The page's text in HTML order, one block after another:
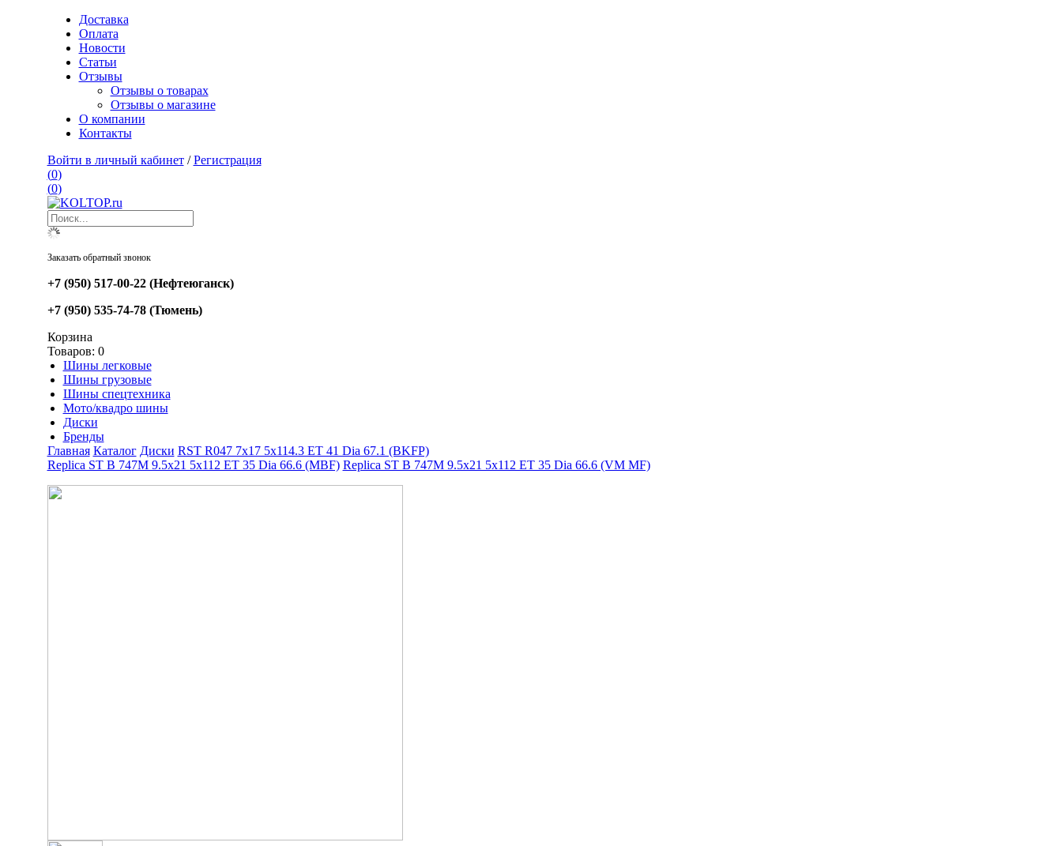
Доставка
Оплата
Новости
Статьи
Отзывы
Отзывы о товарах
Отзывы о магазине
О компании
Контакты
Войти в личный кабинет/Регистрация
(0)
(0)
Заказать обратный звонок
+7 (950) 517-00-22 (Нефтеюганск)
+7 (950) 535-74-78 (Тюмень)
Корзина
Товаров: 0
Шины легковые
Шины грузовые
Шины спецтехника
Мото/квадро шины
Диски
Бренды
Главная Каталог Диски RST R047 7x17 5x114.3 ET 41 Dia 67.1 (BKFP)
Replica ST B 747M 9.5x21 5x112 ET 35 Dia 66.6 (MBF) Replica ST B 747M 9.5x21 5x112 ET 35 Dia 66.6 (VM MF)